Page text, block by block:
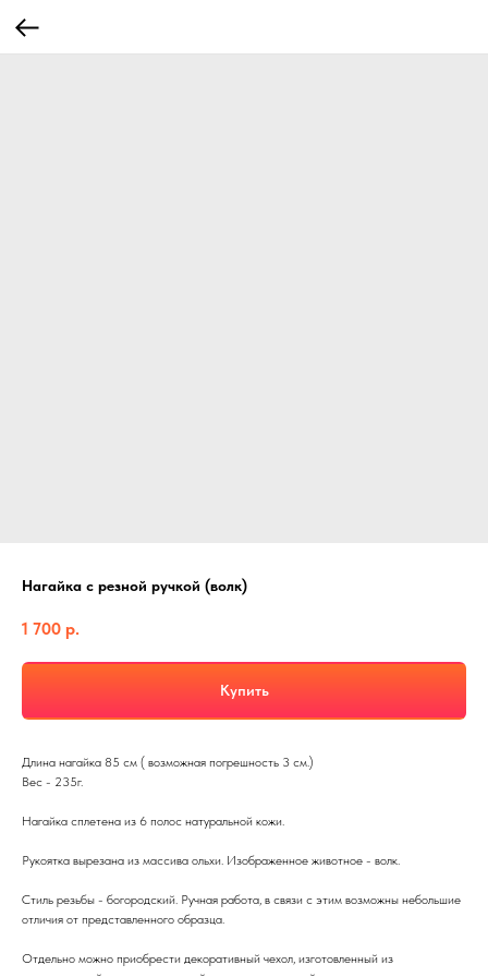
Нагайка с резной ручкой (волк)
1 700 р.
Купить
Длина нагайка 85 см ( возможная погрешность 3 см.)
Вес - 235г.
Нагайка сплетена из 6 полос натуральной кожи.
Рукоятка вырезана из массива ольхи. Изображенное животное - волк.
Стиль резьбы - богородский. Ручная работа, в связи с этим возможны небольшие
отличия от представленного образца.
Отдельно можно приобрести декоративный чехол, изготовленный из